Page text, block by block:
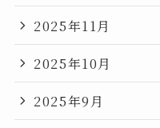
2025年11月
2025年10月
2025年9月